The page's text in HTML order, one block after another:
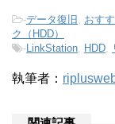
-データ復旧 , おす
ク（HDD）
-LinkStation, HDD,
執筆者：